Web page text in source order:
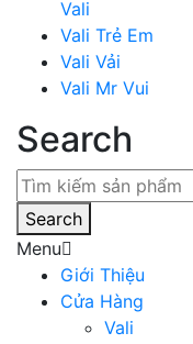
Vali
Vali Trẻ Em
Vali Vải
Vali Mr Vui
Search
Search
Menu
Giới Thiệu
Cửa Hàng
Vali